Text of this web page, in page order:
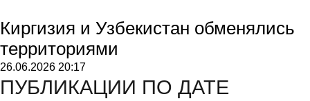
Киргизия и Узбекистан обменялись
территориями
26.06.2026 20:17
ПУБЛИКАЦИИ ПО ДАТЕ